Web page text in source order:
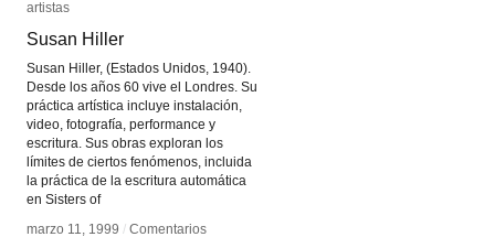
artistas
Susan Hiller
Susan Hiller, (Estados Unidos, 1940).
Desde los años 60 vive el Londres. Su
práctica artística incluye instalación,
video, fotografía, performance y
escritura. Sus obras exploran los
límites de ciertos fenómenos, incluida
la práctica de la escritura automática
en Sisters of
marzo 11, 1999 / Comentarios
artistas
Susan Hiller
marzo 11, 1999 / Comentarios